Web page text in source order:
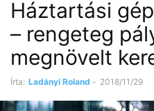
Háztartási
– rengeteg
megnövelt
Írta: Ladányi Roland - 2018/11/29